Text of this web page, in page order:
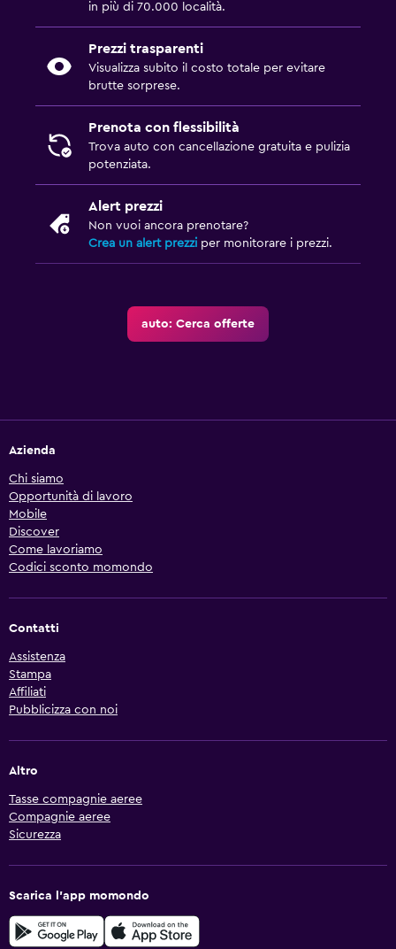
in più di 70.000 località.
Prezzi trasparenti
Visualizza subito il costo totale per evitare
brutte sorprese.
Prenota con flessibilità
Trova auto con cancellazione gratuita e pulizia
potenziata.
Alert prezzi
Non vuoi ancora prenotare?
Crea un alert prezzi per monitorare i prezzi.
auto: Cerca offerte
Azienda
Chi siamo
Opportunità di lavoro
Mobile
Discover
Come lavoriamo
Codici sconto momondo
Contatti
Assistenza
Stampa
Affiliati
Pubblicizza con noi
Altro
Tasse compagnie aeree
Compagnie aeree
Sicurezza
Scarica l'app momondo